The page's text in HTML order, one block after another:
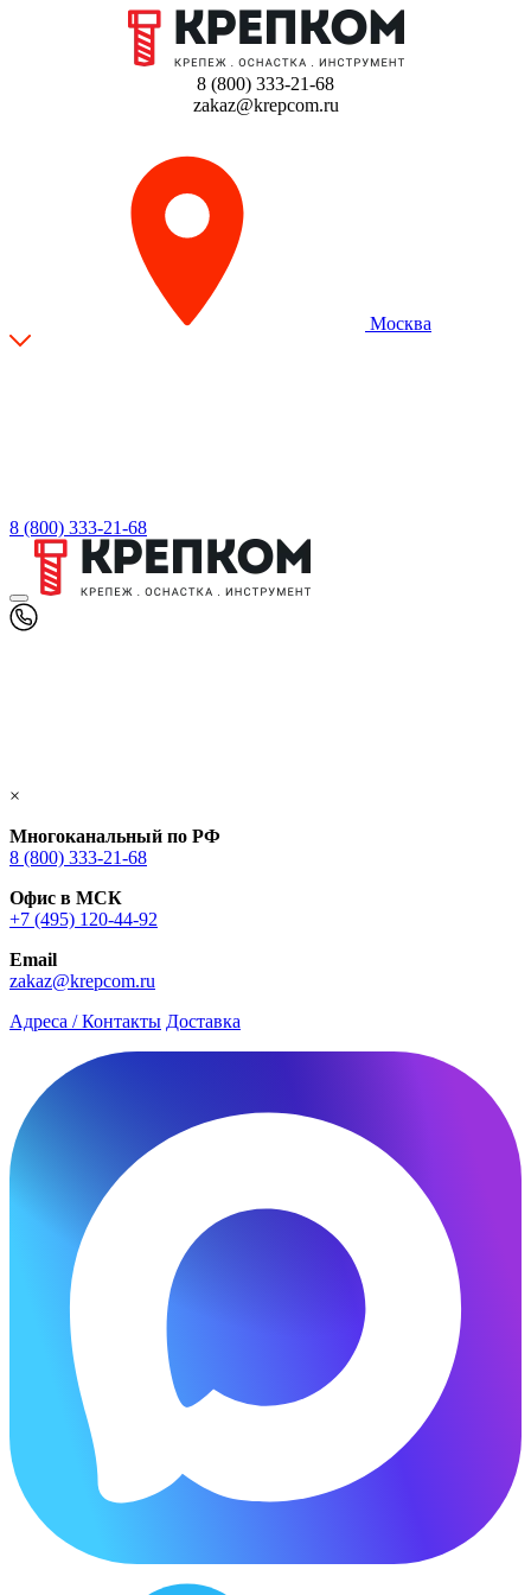
8 (800) 333-21-68
zakaz@krepcom.ru
Москва
8 (800) 333-21-68
×
Многоканальный по РФ
8 (800) 333‑21-68
Офис в МСК
+7 (495) 120-44-92
Email
zakaz@krepcom.ru
Адреса / Контакты Доставка